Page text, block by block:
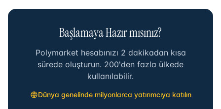
Başlamaya Hazır mısınız?
Polymarket hesabınızı 2 dakikadan kısa
sürede oluşturun. 200'den fazla ülkede
kullanılabilir.
Dünya genelinde milyonlarca yatırımcıya katılın